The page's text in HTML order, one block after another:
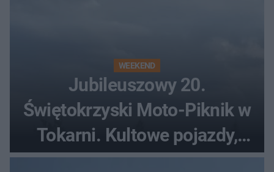
WEEKEND
Jubileuszowy 20.
Świętokrzyski Moto-Piknik w
Tokarni. Kultowe pojazdy,
pokazy i muzyczna scena w